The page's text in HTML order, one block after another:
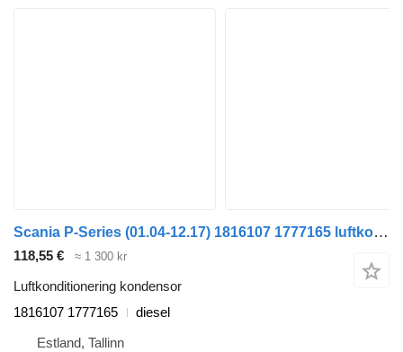
Scania P-Series (01.04-12.17) 1816107 1777165 luftkonditionering kondensor till Scania P,G,R,T-series (2004-2017) dragbil
118,55 € ≈ 1 300 kr
Luftkonditionering kondensor
1816107 1777165
diesel
Estland, Tallinn